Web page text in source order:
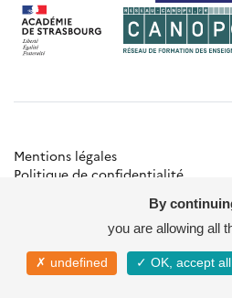
Mentions légales
Politique de confidentialité
By
you are allowing all
✗ undefined ✓ OK, accept all